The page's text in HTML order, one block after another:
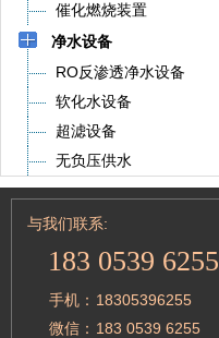
催化燃烧装置
净水设备
RO反渗透净水设备
软化水设备
超滤设备
无负压供水
与我们联系:
183 0539 6255
手机： 18305396255
微信： 183 0539 6255